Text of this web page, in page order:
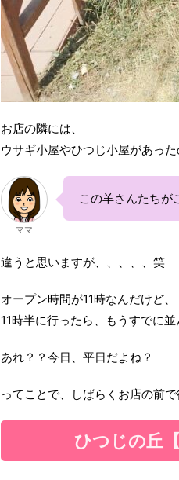
お店の隣には、
ウサギ小屋やひつじ小屋があっ
ママ
この羊さんたちが
違うと思いますが、、、、、笑
オープン時間が11時なんだけど、
11時半に行ったら、もうすでに
あれ？？今日、平日だよね？
ってことで、しばらくお店の前で
ひつじの丘